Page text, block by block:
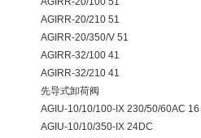
AGIRR-20/210 51
AGIRR-20/350/V 51
AGIRR-32/100 41
AGIRR-32/210 41
先导式卸荷阀
AGIU-10/10/100-IX 230/50/60AC 16
AGIU-10/10/350-IX 24DC